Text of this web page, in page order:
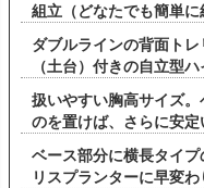
組立（どなたでも簡単
ダブルラインの背面ト
（土台）付きの自立型ハ
扱いやすい胸高サイズ
のを置けば、さらに安定
ベース部分に横長タイ
リスプランターに早変わ